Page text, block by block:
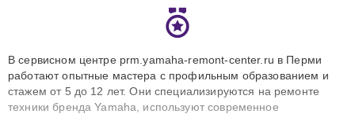
В сервисном центре prm.yamaha-remont-center.ru в Перми
работают опытные мастера с профильным образованием и
стажем от 5 до 12 лет. Они специализируются на ремонте
техники бренда Yamaha, используют современное